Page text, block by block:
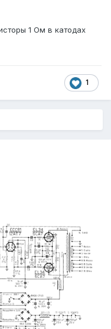
1 Ом в катодах
1